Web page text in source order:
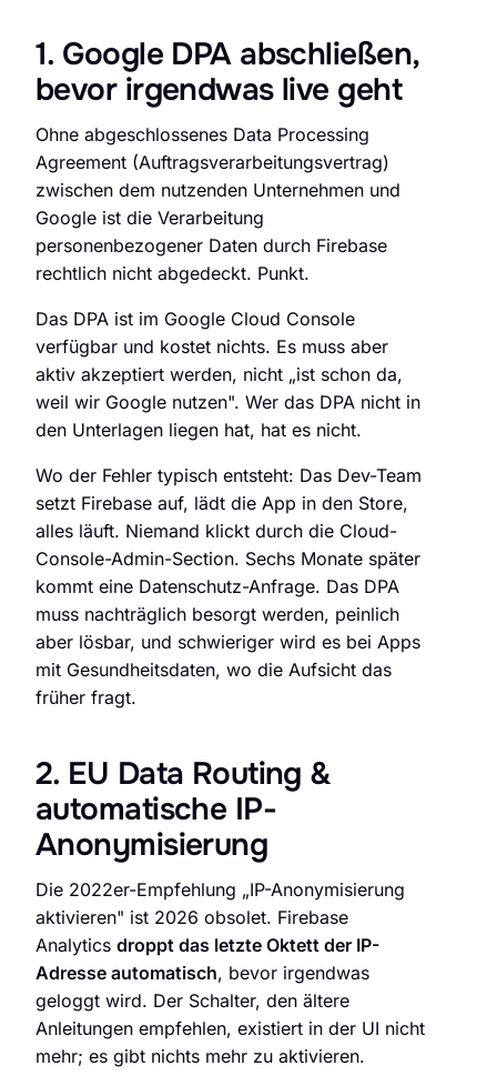
1. Google DPA abschließen,
bevor irgendwas live geht
Ohne abgeschlossenes Data Processing
Agreement (Auftragsverarbeitungsvertrag)
zwischen dem nutzenden Unternehmen und
Google ist die Verarbeitung
personenbezogener Daten durch Firebase
rechtlich nicht abgedeckt. Punkt.
Das DPA ist im Google Cloud Console
verfügbar und kostet nichts. Es muss aber
aktiv akzeptiert werden, nicht „ist schon da,
weil wir Google nutzen". Wer das DPA nicht in
den Unterlagen liegen hat, hat es nicht.
Wo der Fehler typisch entsteht: Das Dev-Team
setzt Firebase auf, lädt die App in den Store,
alles läuft. Niemand klickt durch die Cloud-
Console-Admin-Section. Sechs Monate später
kommt eine Datenschutz-Anfrage. Das DPA
muss nachträglich besorgt werden, peinlich
aber lösbar, und schwieriger wird es bei Apps
mit Gesundheitsdaten, wo die Aufsicht das
früher fragt.
2. EU Data Routing &
automatische IP-
Anonymisierung
Die 2022er-Empfehlung „IP-Anonymisierung
aktivieren" ist 2026 obsolet. Firebase
Analytics droppt das letzte Oktett der IP-
Adresse automatisch, bevor irgendwas
geloggt wird. Der Schalter, den ältere
Anleitungen empfehlen, existiert in der UI nicht
mehr; es gibt nichts mehr zu aktivieren.